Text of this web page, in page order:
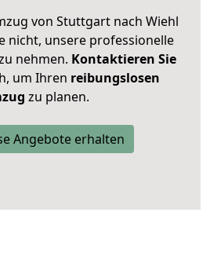
von Stuttgart nach Wiehl
nicht, unsere professionelle
nehmen. Kontaktieren Sie
um Ihren reibungslosen
zu planen.
Angebote erhalten